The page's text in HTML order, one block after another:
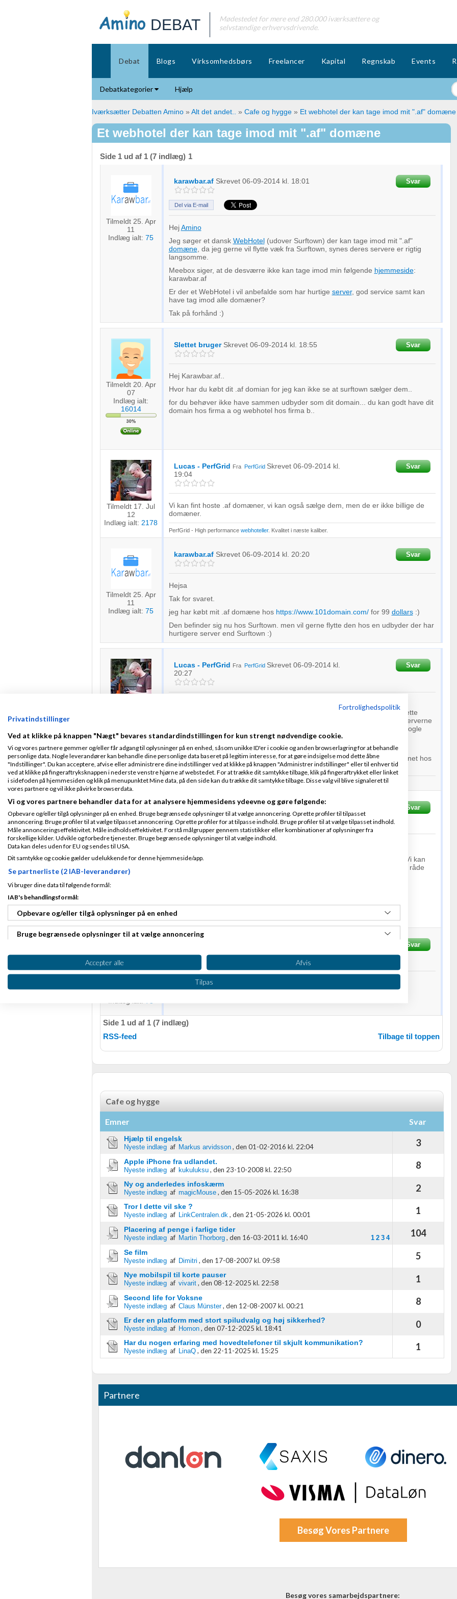
DEBAT
Mødestedet for mere end 280.000 iværksættere og
selvstændige erhvervsdrivende.
Debat Blogs Virksomhedsbørs Freelancer Kapital Regnskab Events
Debatkategorier Hjælp
Iværksætter Debatten Amino » Alt det andet.. » Cafe og hygge » Et webhotel der kan tage imod mit ".af" domæne
Et webhotel der kan tage imod mit ".af" domæne
Side 1 ud af 1 (7 indlæg) 1
Tilmeldt 25. Apr
11
Indlæg ialt: 75
karawbar.af Skrevet 06-09-2014kl. 18:01 Svar
Del via E-mail
HejAmino
Jeg søger et dansk WebHotel(udover Surftown) der kan tage imod mit ".af"
domæne, da jeg gerne vil flytte væk fra Surftown, synes deres servere er rigtig
langsomme.
Meebox siger, at de desværre ikke kan tage imod min følgende hjemmeside:
karawbar.af
Er der et WebHotel i vil anbefalde som har hurtige server, god service samt kan
have tag imod alle domæner?
Tak på forhånd :)
Tilmeldt 20. Apr
07
Indlæg ialt:
16014
Slettet bruger Skrevet 06-09-2014kl. 18:55 Svar
Hej Karawbar.af..
Hvor har du købt dit .af domian for jeg kan ikke se at surftown sælger dem..
for du behøver ikke have sammen udbyder som dit domain... du kan godt have dit
domain hos firma a og webhotel hos firma b..
Tilmeldt 17. Jul
12
Indlæg ialt: 2178
Lucas - PerfGrid Fra PerfGrid Skrevet 06-09-2014kl.
19:04
Svar
Vi kan fint hoste .af domæner, vi kan også sælge dem, men de er ikke billige de
domæner.
PerfGrid - High performance webhoteller. Kvalitet i næste kaliber.
Tilmeldt 25. Apr
11
Indlæg ialt: 75
karawbar.af Skrevet 06-09-2014kl. 20:20 Svar
Hejsa
Tak for svaret.
jeg har købt mit .af domæne hos https://www.101domain.com/for 99 dollars:)
Den befinder sig nu hos Surftown. men vil gerne flytte den hos en udbyder der har
hurtigere server end Surftown :)
Lucas - PerfGrid Fra PerfGrid Skrevet 06-09-2014kl.
20:27
Svar
Ud fra hvad jeg kan se på whois, er domænet stadig registreret hos
101domain.com, og at det bare er navneservere der køre på surftown - dette
betyder at du burde kunne logge ind hos 101domain.com - ændre navneserverne
til en anden udbyder - og alle udbydere burde supportere .af domæner - nogle
sælger dem måske ikke - men jeg ved enhver cPanel server kan tage .af
domæner :)
Så du kan tage enhver host, og forsætte med at betale fornyelse af domænet hos
101domain.com
PerfGrid - High performancewebhoteller. Kvalitet i næste kaliber.
Fra København
Tilmeldt 21. Apr
Indlæg ialt:
Patrick - Meebox Skrevet 07-09-2014kl. 00:47
Gennemsnit5,0stjerner givet af1person
Svar
Jeg ved ikke hvem der har oplyst dig, at vi ikke tager i mod .af-domæner. Vi kan
hos Meebox GODT tage i mod .af. Hvis du ønsker at bestille det, så vil jeg råde
Så skal vi nok hjælpe! Du kan evt. henvise til detteindlæg.
God weekend! :-)
Svar
Jeg siger mange tak for hjælpen alle sammen. :)
Side 1 ud af 1 (7 indlæg)
RSS-feed
Tilbage til toppen
Cafe og hygge
Emner Svar
Hjælp til engelsk
Nyeste indlægaf Markus arvidsson , den 01-02-2016 kl. 22:04 3
Apple iPhone fra udlandet.
Nyeste indlægaf kukuluksu , den 23-10-2008 kl. 22:50 8
Ny og anderledes infoskærm
Nyeste indlægaf magicMouse , den 15-05-2026 kl. 16:38 2
Tror I dette vil ske ?
Nyeste indlægaf LinkCentralen.dk , den 21-05-2026 kl. 00:01 1
Placering af penge i farlige tider
Nyeste indlægaf Martin Thorborg , den 16-03-2011 kl. 16:40 1 2 3 4 104
Se film
Nyeste indlægaf Dimitri , den 17-08-2007 kl. 09:58 5
Nye mobilspil til korte pauser
Nyeste indlægaf vivarit , den 08-12-2025 kl. 22:58 1
Second life for Voksne
Nyeste indlægaf Claus Münster , den 12-08-2007 kl. 00:21 8
Er der en platform med stort spiludvalg og høj sikkerhed?
Nyeste indlægaf Homon , den 07-12-2025 kl. 18:41 0
Har du nogen erfaring med hovedtelefoner til skjult kommunikation?
Nyeste indlægaf LinaQ , den 22-11-2025 kl. 15:25 1
Partnere
Besøg Vores Partnere
Besøg vores samarbejdspartnere:
Fortrolighedspolitik
Privatindstillinger
Ved at klikke på knappen "Nægt" bevares standardindstillingen for kun strengt nødvendige cookie.
Vi og vores partnere gemmer og/eller får adgang til oplysninger på en enhed, såsom unikke ID'er i cookie og anden browserlagring for at behandle
personlige data. Nogle leverandører kan behandle dine personlige data baseret på legitim interesse, for at gøre indsigelse mod dette åbne
"Indstillinger". Du kan acceptere, afvise eller administrere dine indstillinger ved at klikke på knappen "Administrer indstillinger" eller til enhver tid
ved at klikke på fingeraftryksknappen i nederste venstre hjørne af webstedet. For at trække dit samtykke tilbage, klik på fingeraftrykket eller linket
i sidefoden på hjemmesiden og klik på menupunktet Mine data, på den side kan du trække dit samtykke tilbage. Disse valg vil blive signaleret til
vores partnere og vil ikke påvirke browserdata.
Vi og vores partnere behandler data for at analysere hjemmesidens ydeevne og gøre følgende:
Opbevare og/eller tilgå oplysninger på en enhed. Bruge begrænsede oplysninger til at vælge annoncering. Oprette profiler til tilpasset
annoncering. Bruge profiler til at vælge tilpasset annoncering. Oprette profiler for at tilpasse indhold. Bruge profiler til at vælge tilpasset indhold.
Måle annonceringseffektivitet. Måle indholdseffektivitet. Forstå målgrupper gennem statistikker eller kombinationer af oplysninger fra
forskellige kilder. Udvikle og forbedre tjenester. Bruge begrænsede oplysninger til at vælge indhold.
Data kan deles uden for EU og sendes til USA.
Dit samtykke og cookie gælder udelukkende for denne hjemmeside/app.
Se partnerliste (2 IAB-leverandører)
Vi bruger dine data til følgende formål:
IAB's behandlingsformål:
Opbevare og/eller tilgå oplysninger på en enhed
Bruge begrænsede oplysninger til at vælge annoncering
Oprette profiler til tilpasset annoncering
Bruge profiler til at vælge tilpasset annoncering
Bruge profiler til at vælge tilpasset indhold
Måle annonceringseffektivitet
Måle indholdseffektivitet
Udvikle og forbedre tjenester
Bruge begrænsede oplysninger til at vælge indhold
Bruge præcise geografiske placeringsoplysninger
Identificere enheder baseret på aktivt anmodede oplysninger
Accepter alle Afvis
Tilpas